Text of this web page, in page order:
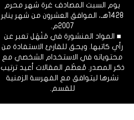
يوم السبت المصادف غرة شهر محرم
1428هـ، الموافق العشرون من شهر يناير
2007م.
■ المواد المنشورة في مَنْهَل تعبر عن
رأي كاتبها. ويحق للقارئ الاستفادة من
محتوياته في الاستخدام الشخصي مع
ذكر المصدر. مُعظَم المقالات أعيد ترتيب
نشرها ليتوافق مع الفهرسة الزمنية
للقسم.